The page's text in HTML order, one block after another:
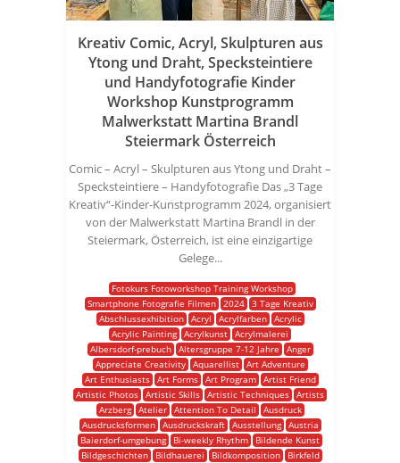
Kreativ Comic, Acryl, Skulpturen aus
Ytong und Draht, Specksteintiere
und Handyfotografie Kinder
Workshop Kunstprogramm
Malwerkstatt Martina Brandl
Steiermark Österreich
Comic – Acryl – Skulpturen aus Ytong und Draht –
Specksteintiere – Handyfotografie Das „3 Tage
Kreativ“-Kinder-Kunstprogramm 2024, organisiert
von der Malwerkstatt Martina Brandl in der
Steiermark, Österreich, ist eine einzigartige
Gelege...
Fotokurs Fotoworkshop Training Workshop
Smartphone Fotografie Filmen
2024
3 Tage Kreativ
Abschlussexhibition
Acryl Acrylfarben
Acrylic
Acrylic Painting Acrylkunst Acrylmalerei
Albersdorf-prebuch
Altersgruppe 7-12 Jahre
Anger
Appreciate Creativity
Aquarellist
Art Adventure
Art Enthusiasts
Art Forms Art Program
Artist Friend
Artistic Photos Artistic Skills Artistic Techniques Artists
Arzberg
Atelier Attention To Detail
Ausdruck
Ausdrucksformen
Ausdruckskraft Ausstellung
Austria
Baierdorf-umgebung
Bi-weekly Rhythm
Bildende Kunst
Bildgeschichten
Bildhauerei Bildkomposition
Birkfeld